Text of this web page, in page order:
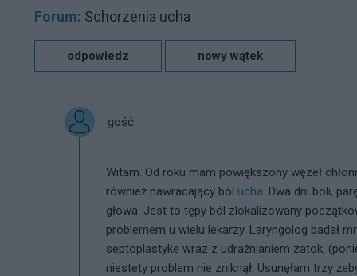
Forum: Schorzenia ucha
odpowiedz nowy wątek
gość
Witam. Od roku mam powiększony węzeł
również nawracający ból ucha. Dwa dni boli,
głowa. Jest to tępy ból zlokalizowany
problemem u wielu lekarzy. Laryngolog badał
septoplastyke wraz z udrażnianiem zatok,
niestety problem nie zniknął. Usunęłam trzy